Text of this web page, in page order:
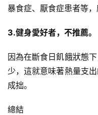
暴食症、厭食症患者等，
3.健身愛好者，不推薦。
因為在斷食日飢餓狀態
少，這就意味著熱量支
成拙。
總結